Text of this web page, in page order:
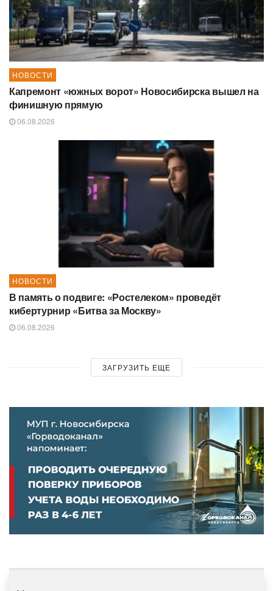
НОВОСТИ
Капремонт «южных ворот» Новосибирска вышел на
финишную прямую
06.08.2026
НОВОСТИ
В память о подвиге: «Ростелеком» проведёт
кибертурнир «Битва за Москву»
06.08.2026
ЗАГРУЗИТЬ ЕЩЕ